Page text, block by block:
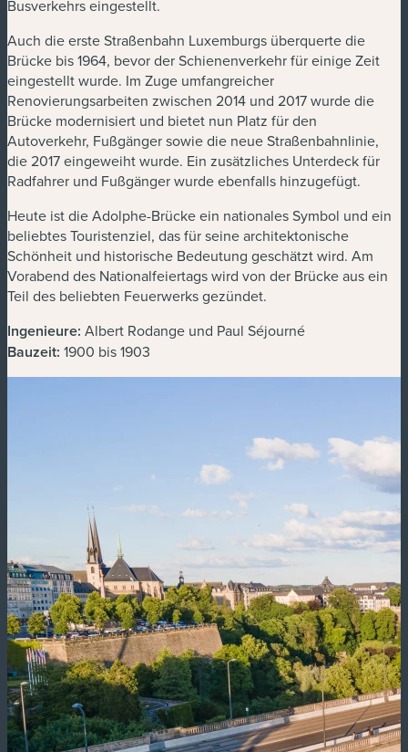
Busverkehrs eingestellt.
Auch die erste Straßenbahn Luxemburgs überquerte die
Brücke bis 1964, bevor der Schienenverkehr für einige Zeit
eingestellt wurde. Im Zuge umfangreicher
Renovierungsarbeiten zwischen 2014 und 2017 wurde die
Brücke modernisiert und bietet nun Platz für den
Autoverkehr, Fußgänger sowie die neue Straßenbahnlinie,
die 2017 eingeweiht wurde. Ein zusätzliches Unterdeck für
Radfahrer und Fußgänger wurde ebenfalls hinzugefügt.
Heute ist die Adolphe-Brücke ein nationales Symbol und ein
beliebtes Touristenziel, das für seine architektonische
Schönheit und historische Bedeutung geschätzt wird. Am
Vorabend des Nationalfeiertags wird von der Brücke aus ein
Teil des beliebten Feuerwerks gezündet.
Ingenieure: Albert Rodange und Paul Séjourné
Bauzeit: 1900 bis 1903